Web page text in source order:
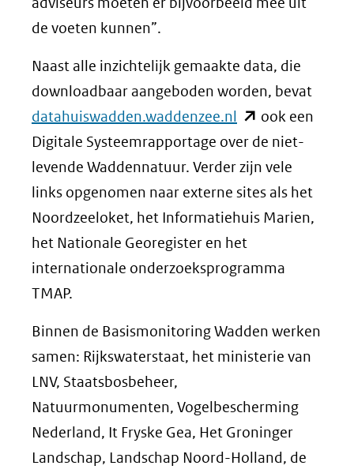
de voeten kunnen”.
Naast alle inzichtelijk gemaakte data, die
downloadbaar aangeboden worden, bevat
datahuiswadden.waddenzee.nl (opent
in
nieuw
venster)
(verwijst
naar
een
ook een
Digitale Systeemrapportage over de niet-
levende Waddennatuur. Verder zijn vele
links opgenomen naar externe sites als het
Noordzeeloket, het Informatiehuis Marien,
het Nationale Georegister en het
internationale onderzoeksprogramma
TMAP.
Binnen de Basismonitoring Wadden werken
samen: Rijkswaterstaat, het ministerie van
LNV, Staatsbosbeheer,
Natuurmonumenten, Vogelbescherming
Nederland, It Fryske Gea, Het Groninger
Landschap, Landschap Noord-Holland, de